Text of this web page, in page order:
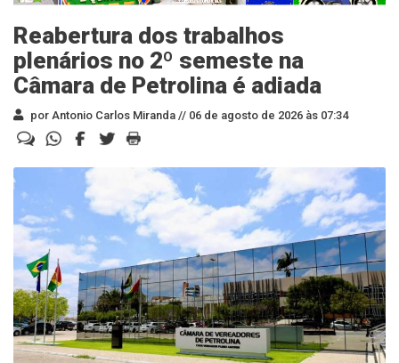
Reabertura dos trabalhos
plenários no 2º semeste na
Câmara de Petrolina é adiada
por Antonio Carlos Miranda // 06 de agosto de 2026 às 07:34